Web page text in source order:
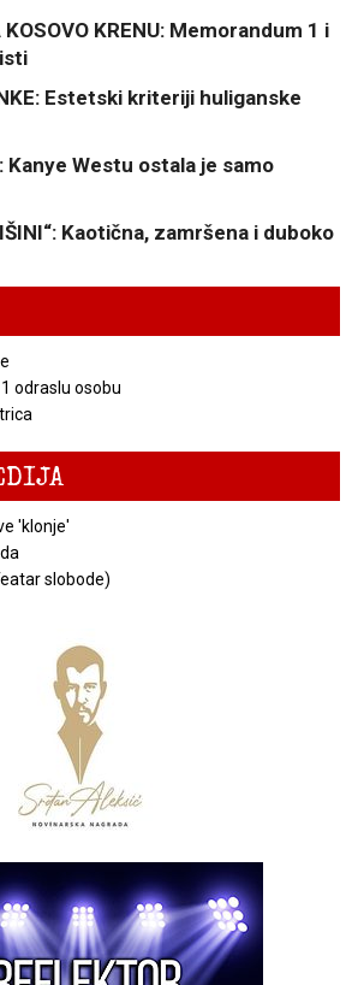
KOSOVO KRENU: Memorandum 1 i
Estetski kriteriji huliganske
Kanye Westu ostala je samo
Kaotična, zamršena i duboko
odraslu osobu
'klonje'
slobode)